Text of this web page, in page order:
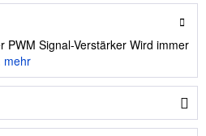
PWM Signal-Verstärker Wird immer
mehr